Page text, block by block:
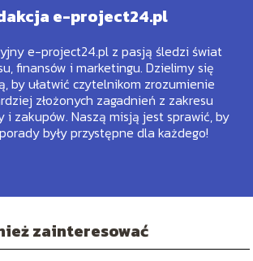
e-project24.pl
e-project24.pl z pasją śledzi świat
finansów i marketingu. Dzielimy się
by ułatwić czytelnikom zrozumienie
złożonych zagadnień z zakresu
i zakupów. Naszą misją jest sprawić, by
były przystępne dla każdego!
zainteresować